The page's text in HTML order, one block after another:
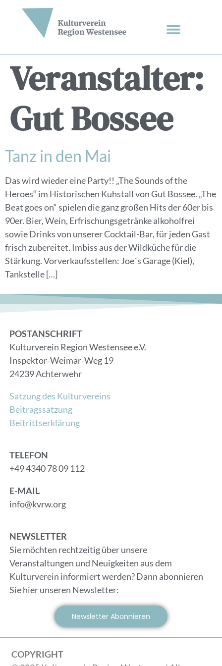
Veranstalter:
Gut Bossee
Tanz in den Mai
Das wird wieder eine Party!! „The Sounds of the
Heroes“ im Historischen Kuhstall von Gut Bossee. „The
Beat goes on“ spielen die ganz großen Hits der 60er bis
90er. Bier, Wein, Erfrischungsgetränke alkoholfrei
sowie Drinks von unserer Cocktail-Bar, für jeden Gast
frisch zubereitet. Imbiss aus der Wildküche für die
Stärkung. Vorverkaufsstellen: Joe´s Garage (Kiel),
Tankstelle […]
POSTANSCHRIFT
Kulturverein Region Westensee e.V.
Inspektor-Weimar-Weg 19
24239 Achterwehr
Satzung des Kulturvereins
Beitragssatzung
Beitrittserklärung
TELEFON
+49 4340 78 09 112
E-MAIL
info@kvrw.org
NEWSLETTER
Sie möchten rechtzeitig über unsere
Veranstaltungen und Neuigkeiten aus dem
Kulturverein informiert werden? Dann abonnieren
Sie hier unseren Newsletter:
Newsletter Abonnieren
COPYRIGHT